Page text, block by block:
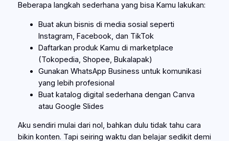
Beberapa langkah sederhana yang bisa Kamu lakukan:
Buat akun bisnis di media sosial seperti
Instagram, Facebook, dan TikTok
Daftarkan produk Kamu di marketplace
(Tokopedia, Shopee, Bukalapak)
Gunakan WhatsApp Business untuk komunikasi
yang lebih profesional
Buat katalog digital sederhana dengan Canva
atau Google Slides
Aku sendiri mulai dari nol, bahkan dulu tidak tahu cara
bikin konten. Tapi seiring waktu dan belajar sedikit demi